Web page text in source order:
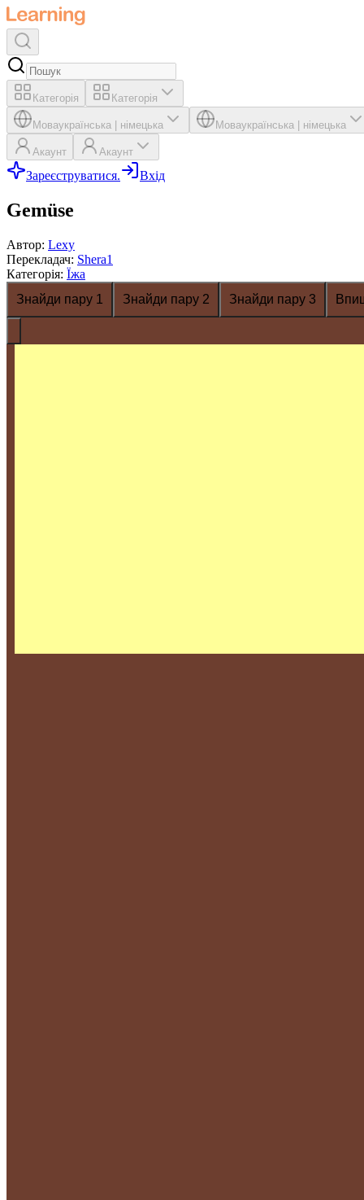
Категорія Категорія
Моваукраїнська німецька Моваукраїнська німецька
Акаунт Акаунт
Зареєструватися. Вхід
Gemüse
Автор: Lexy
Перекладач: Shera1
Категорія: Їжа
Знайди пару 1
Знайди пару 2 Знайди пару 3